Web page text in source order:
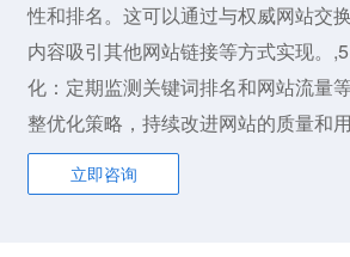
性和排名。这可以通过与权威网站交
内容吸引其他网站链接等方式实现。
化：定期监测关键词排名和网站流量
整优化策略，持续改进网站的质量和用
立即咨询